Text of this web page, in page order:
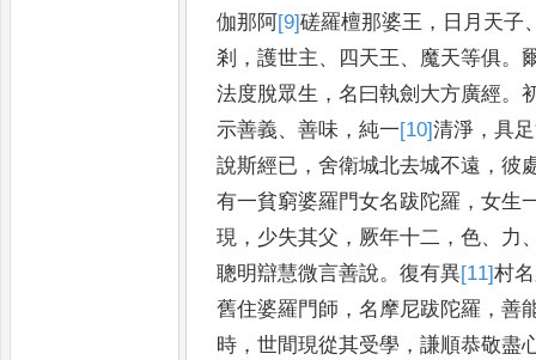
伽那阿 [9]磋羅檀那婆王 ， 日月天子
剎 ，護世主、 四天王、 魔天等俱。
法度脫眾生 ，名曰執劍大方廣經。
示善義、善味 ，純一[10]清淨 ，具
說斯經已 ，舍衛城北去城不遠 ，彼
有一貧窮婆羅門女名跋陀羅 ，女生
現 ， 少失其父 ， 厥年十二 ，色、 力
聰明辯慧微言善說。復有異[11]村
舊住婆羅門師 ，名摩尼跋 陀羅 ，善
時 ，世間現從其受學 ，謙順恭敬盡